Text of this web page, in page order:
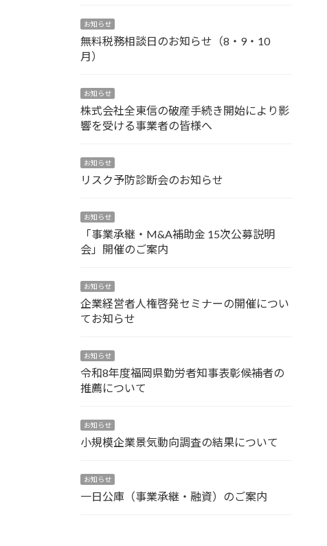
お知らせ
無料税務相談日のお知らせ（8・9・10
月）
お知らせ
株式会社全東信の破産手続き開始により影
響を受ける事業者の皆様へ
お知らせ
リスク予防診断会のお知らせ
お知らせ
「事業承継・M&A補助金 15次公募説明
会」開催のご案内
お知らせ
企業経営者人権啓発セミナーの開催につい
てお知らせ
お知らせ
令和8年度福岡県勤労者知事表彰候補者の
推薦について
お知らせ
小規模企業景気動向調査の結果について
お知らせ
一日公庫（事業承継・融資）のご案内